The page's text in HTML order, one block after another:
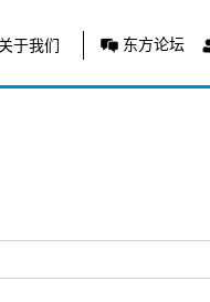
关于我们 东方论坛